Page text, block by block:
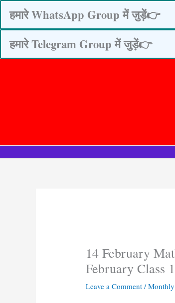
हमारे WhatsApp Group में जुड़ें👉
हमारे Telegram Group में जुड़ें👉
content
14 February
February Class
Leave a Comment /